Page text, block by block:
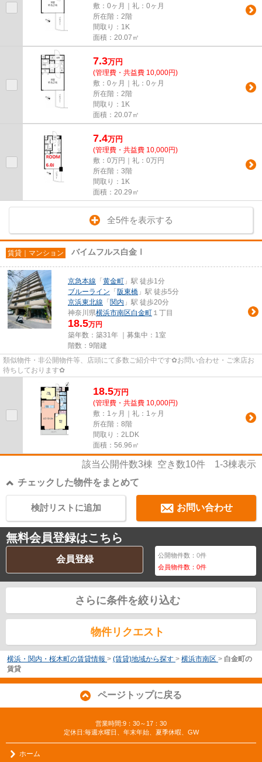
敷：0ヶ月｜礼：0ヶ月
所在階：2階
間取り：1K
面積：20.07㎡
7.3万円
(管理費・共益費 10,000円)
敷：0ヶ月｜礼：0ヶ月
所在階：2階
間取り：1K
面積：20.07㎡
7.4万円
(管理費・共益費 10,000円)
敷：0万円｜礼：0万円
所在階：3階
間取り：1K
面積：20.29㎡
全5件を表示する
賃貸｜マンション バイムフルス白金Ⅰ
京急本線 「 黄金町 」駅 徒歩1分
ブルーライン 「 阪東橋 」駅 徒歩5分
京浜東北線 「 関内 」駅 徒歩20分
神奈川県横浜市南区白金町 １丁目
18.5万円
築年数：築31年 ｜募集中： 1室
階数：9階建
類似物件・非公開物件等、店頭にて多数ご紹介中です✿お問い合わせ・ご来店お
待ちしております✿
18.5万円
(管理費・共益費 10,000円)
敷：1ヶ月｜礼：1ヶ月
所在階：8階
間取り：2LDK
面積：56.96㎡
該当公開件数3棟 空き数10件 1-3棟表示
チェックした物件をまとめて
お問い合わせ
検討リストに追加
無料会員登録はこちら
会員登録 公開物件数：0件
会員物件数：0件
さらに条件を絞り込む
物件リクエスト
横浜・関内・桜木町の賃貸情報 > (賃貸)地域から探す > 横浜市南区 > 白金町の
賃貸
ページトップに戻る
営業時間:9：30～17：30
定休日:毎週水曜日、年末年始、夏季休暇、GW
ホーム